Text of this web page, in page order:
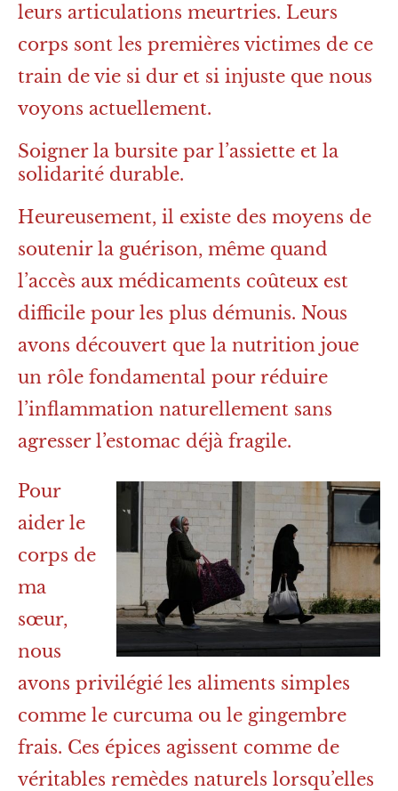
leurs articulations meurtries. Leurs
corps sont les premières victimes de ce
train de vie si dur et si injuste que nous
voyons actuellement.
Soigner la bursite par l’assiette et la
solidarité durable.
Heureusement, il existe des moyens de
soutenir la guérison, même quand
l’accès aux médicaments coûteux est
difficile pour les plus démunis. Nous
avons découvert que la nutrition joue
un rôle fondamental pour réduire
l’inflammation naturellement sans
agresser l’estomac déjà fragile.
Pour
aider le
corps de
ma
sœur,
nous
avons privilégié les aliments simples
comme le curcuma ou le gingembre
frais. Ces épices agissent comme de
véritables remèdes naturels lorsqu’elles